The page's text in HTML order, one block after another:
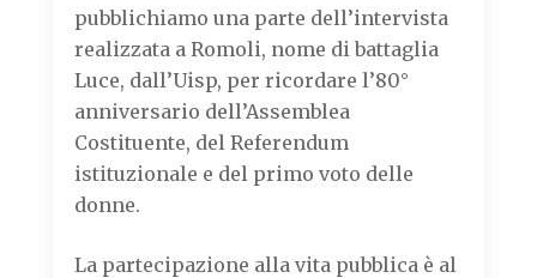
pubblichiamo una parte dell’intervista
realizzata a Romoli, nome di battaglia
Luce, dall’Uisp, per ricordare l’80°
anniversario dell’Assemblea
Costituente, del Referendum
istituzionale e del primo voto delle
donne.
La partecipazione alla vita pubblica è al